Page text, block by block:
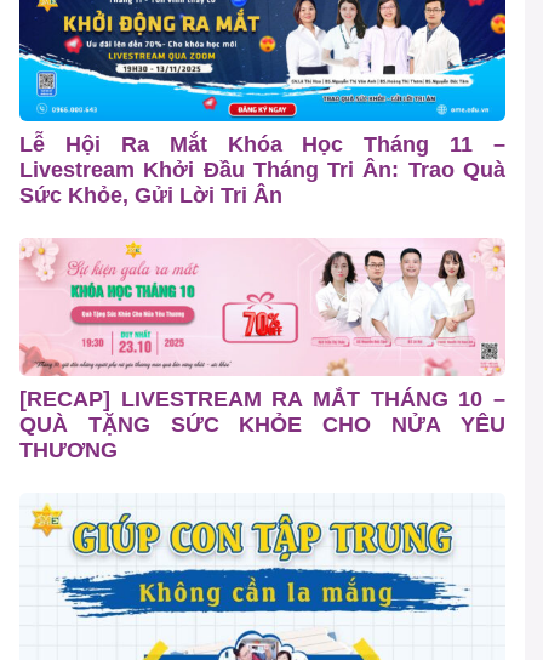
Lễ Hội Ra Mắt Khóa Học Tháng 11 –
Livestream Khởi Đầu Tháng Tri Ân: Trao Quà
Sức Khỏe, Gửi Lời Tri Ân
[RECAP] LIVESTREAM RA MẮT THÁNG 10 –
QUÀ TẶNG SỨC KHỎE CHO NỬA YÊU
THƯƠNG